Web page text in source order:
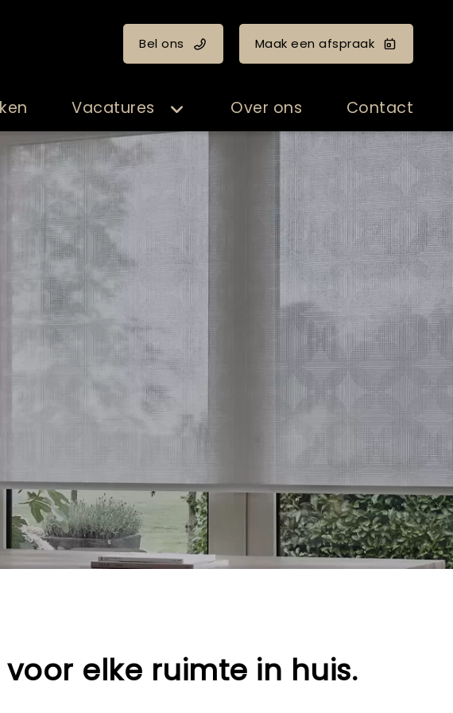
Bel ons Maak een afspraak
Vacatures Over ons Contact
elke ruimte in huis.